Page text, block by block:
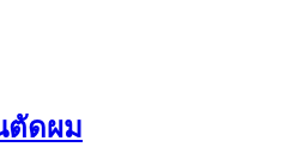
ตัดผม